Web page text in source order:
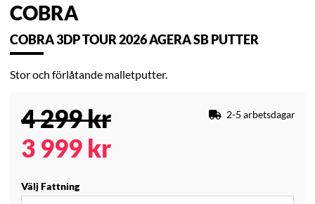
COBRA
COBRA 3DP TOUR 2026 AGERA SB PUTTER
Stor och förlåtande malletputter.
4 299kr
3 999 kr
2-5 arbetsdagar
Välj Fattning